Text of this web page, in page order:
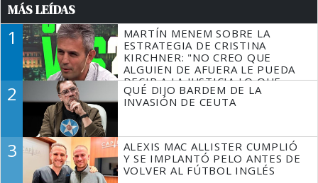
MÁS LEÍDAS
1
MARTÍN MENEM SOBRE LA
ESTRATEGIA DE CRISTINA
KIRCHNER: "NO CREO QUE
ALGUIEN DE AFUERA LE PUEDA
DECIR A LA JUSTICIA LO QUE
TIENE QUE HACER"
2
QUÉ DIJO BARDEM DE LA
INVASIÓN DE CEUTA
3
ALEXIS MAC ALLISTER CUMPLIÓ
Y SE IMPLANTÓ PELO ANTES DE
VOLVER AL FÚTBOL INGLÉS